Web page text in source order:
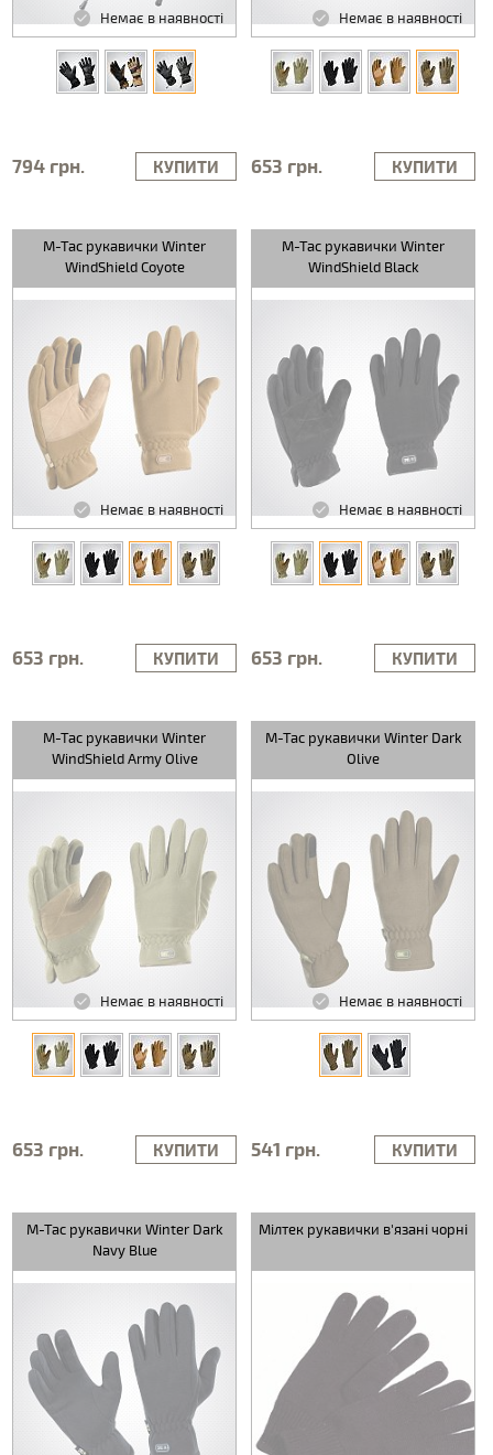
Немає в наявності
794 грн. КУПИТИ
Немає в наявності
653 грн. КУПИТИ
M-Tac рукавички Winter
WindShield Coyote
Немає в наявності
653 грн. КУПИТИ
M-Tac рукавички Winter
WindShield Black
Немає в наявності
653 грн. КУПИТИ
M-Tac рукавички Winter
WindShield Army Olive
Немає в наявності
653 грн. КУПИТИ
M-Tac рукавички Winter Dark
Olive
Немає в наявності
541 грн. КУПИТИ
M-Tac рукавички Winter Dark
Navy Blue
Мілтек рукавички в'язані чорні